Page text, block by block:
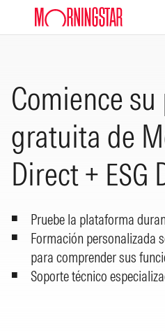
Skip to Content
Comience
gratuita de
Direct + ESG
Pruebe la plataforma
Formación personalizada
para comprender sus
Soporte técnico